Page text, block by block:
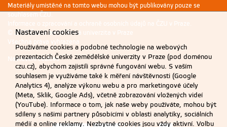
Materiály umístěné na tomto webu mohou být publikovány pouze se
souhlasem ČZU.
Informace o zpracování a ochraně osobních údajů na ČZU v Praze.
© 2026 Česká zemědělská univerzita v Praze
Všechna práva vyhrazena
Nastavení cookies
Nastavení cookies
Používáme cookies a podobné technologie na webových
prezentacích České zemědělské univerzity v Praze (pod doménou
czu.cz), abychom zajistili správné fungování webu. S vaším
souhlasem je využíváme také k měření návštěvnosti (Google
Analytics 4), analýze výkonu webu a pro marketingové účely
(Meta, Sklik, Google Ads), včetně zobrazování vložených videí
(YouTube). Informace o tom, jak naše weby používáte, mohou být
sdíleny s našimi partnery působícími v oblasti analytiky, sociálních
médií a online reklamy. Nezbytné cookies jsou vždy aktivní. Volbu